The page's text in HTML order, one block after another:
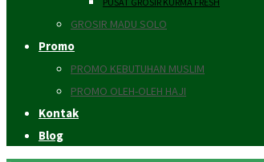
GROSIR MADU SOLO
Promo
PROMO KEBUTUHAN MUSLIM
PROMO OLEH-OLEH HAJI
Kontak
Blog